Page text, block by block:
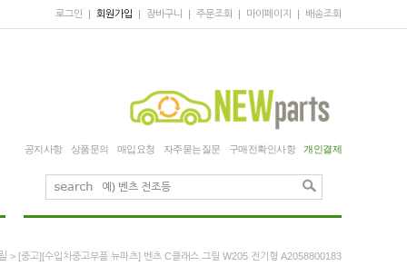
로그인 | 회원가입 | 장바구니 | 주문조회 | 마이페이지 | 배송조회
공지사항
상품문의 매입요청 자주묻는질문 구매전확인사항 개인결제
> [중고][수입차중고부품 뉴파츠] 벤츠 C클래스 그릴 W205 전기형 A2058800183